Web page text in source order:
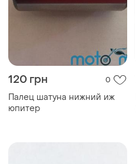
120 грн 0
Палец шатуна нижний иж
юпитер